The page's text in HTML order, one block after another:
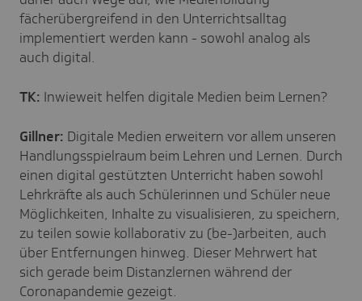
fächerübergreifend in den Unterrichtsalltag
implementiert werden kann - sowohl analog als
auch digital.
TK: Inwieweit helfen digitale Medien beim Lernen?
Gillner: Digitale Medien erweitern vor allem unseren
Handlungsspielraum beim Lehren und Lernen. Durch
einen digital gestützten Unterricht haben sowohl
Lehrkräfte als auch Schülerinnen und Schüler neue
Möglichkeiten, Inhalte zu visualisieren, zu speichern,
zu teilen sowie kollaborativ zu (be-)arbeiten, auch
über Entfernungen hinweg. Dieser Mehrwert hat
sich gerade beim Distanzlernen während der
Coronapandemie gezeigt.